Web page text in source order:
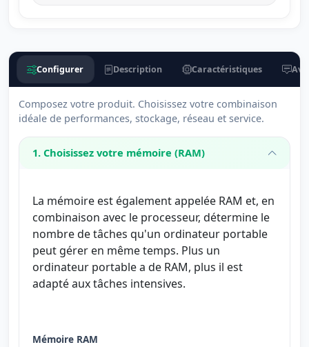
Configurer Description Caractéristiques
Composez votre produit. Choisissez votre combinaison
idéale de performances, stockage, réseau et service.
1. Choisissez votre mémoire (RAM)
La mémoire est également appelée RAM et, en
combinaison avec le processeur, détermine le
nombre de tâches qu'un ordinateur portable
peut gérer en même temps. Plus un
ordinateur portable a de RAM, plus il est
adapté aux tâches intensives.
Mémoire RAM